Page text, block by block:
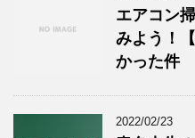
エアコン
みよう！
かった件
2022/02/23